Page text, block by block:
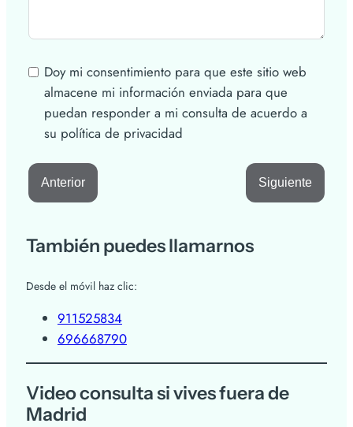
Doy mi consentimiento para que este sitio web
almacene mi información enviada para que
puedan responder a mi consulta de acuerdo a
su política de privacidad
Anterior Siguiente
También puedes llamarnos
Desde el móvil haz clic:
911525834
696668790
Video consulta si vives fuera de
Madrid